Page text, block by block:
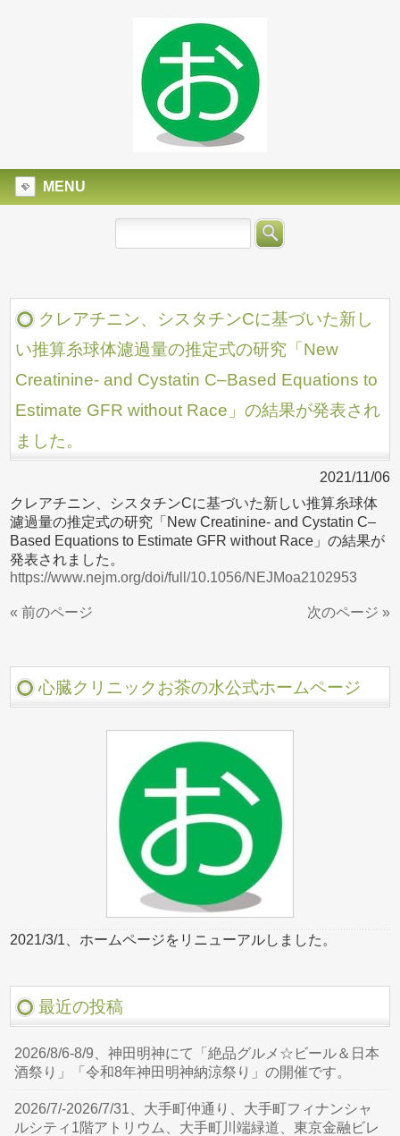
MENU
クレアチニン、シスタチンCに基づいた新し
い推算糸球体濾過量の推定式の研究「New
Creatinine- and Cystatin C–Based Equations to
Estimate GFR without Race」の結果が発表され
ました。
2021/11/06
クレアチニン、シスタチンCに基づいた新しい推算糸球体
濾過量の推定式の研究「New Creatinine- and Cystatin C–
Based Equations to Estimate GFR without Race」の結果が
発表されました。
https://www.nejm.org/doi/full/10.1056/NEJMoa2102953
« 前のページ 次のページ »
心臓クリニックお茶の水公式ホームページ
2021/3/1、ホームページをリニューアルしました。
最近の投稿
2026/8/6-8/9、神田明神にて「絶品グルメ☆ビール＆日本
酒祭り」「令和8年神田明神納涼祭り」の開催です。
2026/7/-2026/7/31、大手町仲通り、大手町フィナンシャ
ルシティ1階アトリウム、大手町川端緑道、東京金融ビレ